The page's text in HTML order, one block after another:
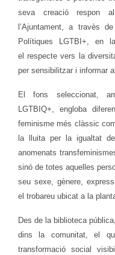
seva creació respon
l’Ajuntament, a travès
Polítiques LGTBI+, en
el respecte vers la
per sensibilitzar i informar
El fons seleccionat,
LGTBIQ+, engloba
feminisme més clàssic
la lluita per la igualtat
anomenats
sinó de totes aquelles
seu sexe, gènere,
el trobareu ubicat a la
Des de la biblioteca
dins la comunitat, el
transformació social